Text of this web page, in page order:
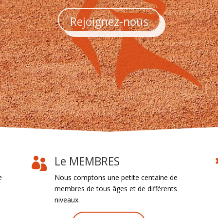
Rejoignez-nous
 Le MEMBRES
Nous comptons une petite centaine de
membres de tous âges et de différents
niveaux.